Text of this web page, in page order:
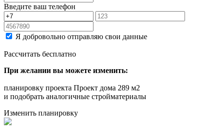
Введите ваш телефон
Я добровольно отправляю свои данные
Рассчитать бесплатно
При желании вы можете изменить:
планировку проекта Проект дома 289 м2
и подобрать аналогичные стройматериалы
Изменить планировку